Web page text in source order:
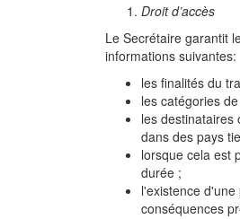
Droit d’accès
Le Secrétaire garantit
informations suivantes:
les finalités du
les catégories
les destinataires
dans des pays
lorsque cela est
durée ;
l'existence
conséquences